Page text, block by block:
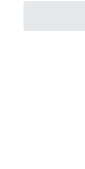
トディシス
チェーン活